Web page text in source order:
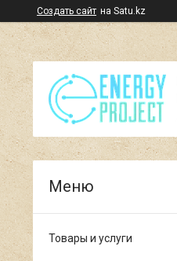
Создать сайт на Satu.kz
Товары и услуги